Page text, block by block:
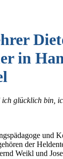
in
ich glücklich bin,
und
der
Weikl und